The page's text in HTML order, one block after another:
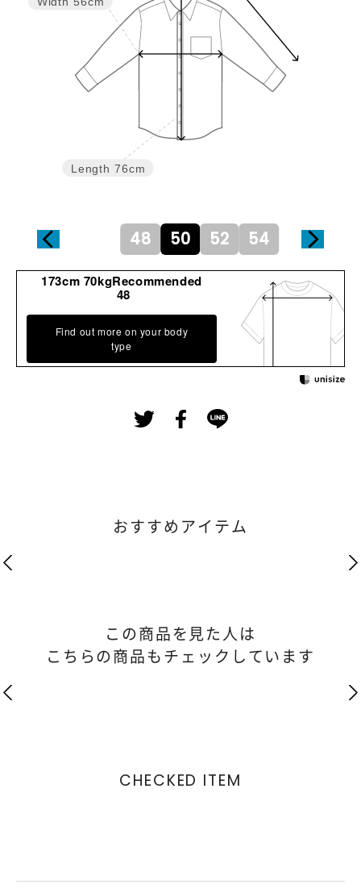
Length 76cm
48 50 52 54
173cm 70kgRecommended
48
Find out more on your body
type
おすすめアイテム
この商品を見た人は
こちらの商品もチェックしています
CHECKED ITEM